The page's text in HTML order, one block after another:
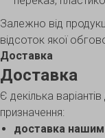
Залежно від
відсоток якої
Доставка
Доставка
Є декілька
призначення:
доставка